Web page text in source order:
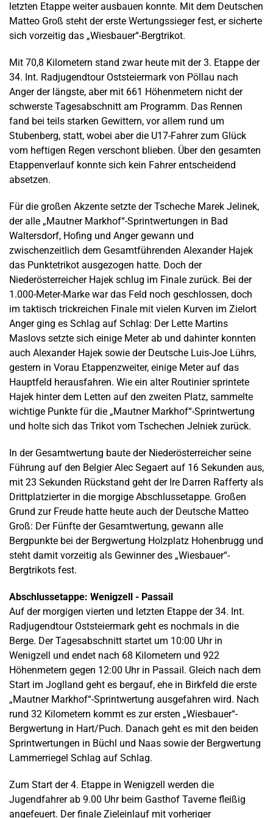
letzten Etappe weiter ausbauen konnte. Mit dem Deutschen
Matteo Groß steht der erste Wertungssieger fest, er sicherte
sich vorzeitig das „Wiesbauer“-Bergtrikot.
Mit 70,8 Kilometern stand zwar heute mit der 3. Etappe der
34. Int. Radjugendtour Oststeiermark von Pöllau nach
Anger der längste, aber mit 661 Höhenmetern nicht der
schwerste Tagesabschnitt am Programm. Das Rennen
fand bei teils starken Gewittern, vor allem rund um
Stubenberg, statt, wobei aber die U17-Fahrer zum Glück
vom heftigen Regen verschont blieben. Über den gesamten
Etappenverlauf konnte sich kein Fahrer entscheidend
absetzen.
Für die großen Akzente setzte der Tscheche Marek Jelinek,
der alle „Mautner Markhof“-Sprintwertungen in Bad
Waltersdorf, Hofing und Anger gewann und
zwischenzeitlich dem Gesamtführenden Alexander Hajek
das Punktetrikot ausgezogen hatte. Doch der
Niederösterreicher Hajek schlug im Finale zurück. Bei der
1.000-Meter-Marke war das Feld noch geschlossen, doch
im taktisch trickreichen Finale mit vielen Kurven im Zielort
Anger ging es Schlag auf Schlag: Der Lette Martins
Maslovs setzte sich einige Meter ab und dahinter konnten
auch Alexander Hajek sowie der Deutsche Luis-Joe Lührs,
gestern in Vorau Etappenzweiter, einige Meter auf das
Hauptfeld herausfahren. Wie ein alter Routinier sprintete
Hajek hinter dem Letten auf den zweiten Platz, sammelte
wichtige Punkte für die „Mautner Markhof“-Sprintwertung
und holte sich das Trikot vom Tschechen Jelniek zurück.
In der Gesamtwertung baute der Niederösterreicher seine
Führung auf den Belgier Alec Segaert auf 16 Sekunden aus,
mit 23 Sekunden Rückstand geht der Ire Darren Rafferty als
Drittplatzierter in die morgige Abschlussetappe. Großen
Grund zur Freude hatte heute auch der Deutsche Matteo
Groß: Der Fünfte der Gesamtwertung, gewann alle
Bergpunkte bei der Bergwertung Holzplatz Hohenbrugg und
steht damit vorzeitig als Gewinner des „Wiesbauer“-
Bergtrikots fest.
Abschlussetappe: Wenigzell - Passail
Auf der morgigen vierten und letzten Etappe der 34. Int.
Radjugendtour Oststeiermark geht es nochmals in die
Berge. Der Tagesabschnitt startet um 10:00 Uhr in
Wenigzell und endet nach 68 Kilometern und 922
Höhenmetern gegen 12:00 Uhr in Passail. Gleich nach dem
Start im Joglland geht es bergauf, ehe in Birkfeld die erste
„Mautner Markhof“-Sprintwertung ausgefahren wird. Nach
rund 32 Kilometern kommt es zur ersten „Wiesbauer“-
Bergwertung in Hart/Puch. Danach geht es mit den beiden
Sprintwertungen in Büchl und Naas sowie der Bergwertung
Lammerriegel Schlag auf Schlag.
Zum Start der 4. Etappe in Wenigzell werden die
Jugendfahrer ab 9.00 Uhr beim Gasthof Taverne fleißig
angefeuert. Der finale Zieleinlauf mit vorheriger